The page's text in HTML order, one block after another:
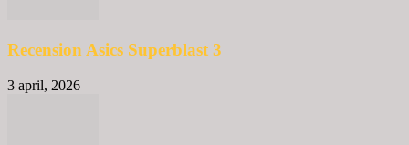
Recension Asics Superblast 3
3 april, 2026